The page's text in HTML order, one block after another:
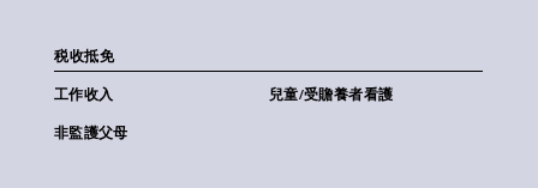
税收抵免
工作收入 兒童/受贍養者看護
非監護父母